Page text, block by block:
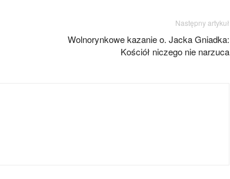
Następny artykuł
Wolnorynkowe kazanie o. Jacka Gniadka:
Kościół niczego nie narzuca